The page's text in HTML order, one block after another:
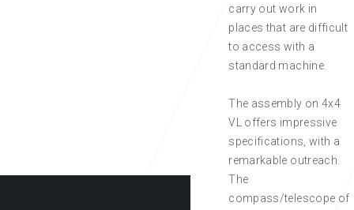
carry out work in
places that are difficult
to access with a
standard machine.
The assembly on 4x4
VL offers impressive
specifications, with a
remarkable outreach.
The
compass/telescope of